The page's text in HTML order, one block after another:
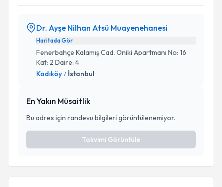
Dr. Ayşe Nilhan Atsü Muayenehanesi
Haritada Gör
Fenerbahçe Kalamış Cad. Oniki Apartmanı No: 16
Kat: 2 Daire: 4
Kadıköy / İstanbul
En Yakın Müsaitlik
Bu adres için randevu bilgileri görüntülenemiyor.
Takvimi Görüntüle